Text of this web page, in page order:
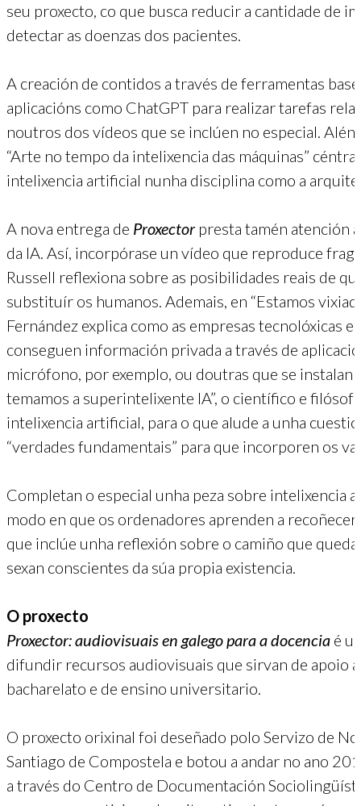
seu proxecto, co que busca reducir a cantidade de
detectar as doenzas dos pacientes.
A creación de contidos a través de ferramentas
aplicacións como ChatGPT para realizar tarefas
noutros dos vídeos que se inclúen no especial.
“Arte no tempo da intelixencia das máquinas”
intelixencia artificial nunha disciplina como a
A nova entrega de Proxectorpresta tamén atención
da IA. Así, incorpórase un vídeo que reproduce
Russell reflexiona sobre as posibilidades reais de
substituír os humanos. Ademais, en “Estamos
Fernández explica como as empresas tecnolóxicas
conseguen información privada a través de
micrófono, por exemplo, ou doutras que se
temamos a superintelixente IA”, o científico e
intelixencia artificial, para o que alude a unha
“verdades fundamentais” para que incorporen os
Completan o especial unha peza sobre intelixencia
modo en que os ordenadores aprenden a
que inclúe unha reflexión sobre o camiño que
sexan conscientes da súa propia existencia.
O proxecto
Proxector: audiovisuais en galego para a docencia é
difundir recursos audiovisuais que sirvan de apoio
bacharelato e de ensino universitario.
O proxecto orixinal foi deseñado polo Servizo de
Santiago de Compostela e botou a andar no ano
a través do Centro de Documentación